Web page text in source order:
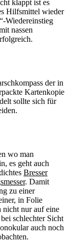
klappt ist es
Hilfsmittel wieder
Wiedereinstieg
nassen
der in
Kartenkopie
sollte sich für
wo man
es geht auch
Bresser
. Damit
zu einer
in Folie
nicht nur auf eine
schlechter Sicht
auch noch